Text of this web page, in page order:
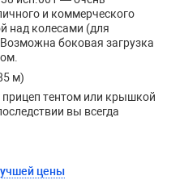
и коммерческого
над колесами (для
боковая загрузка
м)
тентом или крышкой
вы всегда
цены